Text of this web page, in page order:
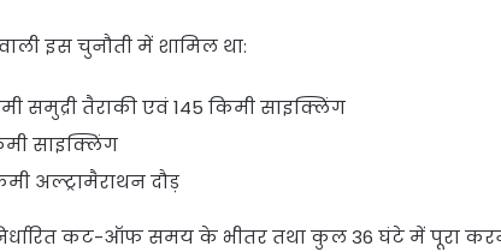
इस चुनौती में शामिल था:
समुद्री तैराकी एवं 145 किमी साइक्लिंग
साइक्लिंग
अल्ट्रामैराथन दौड़
निर्धारित कट-ऑफ समय के भीतर तथा कुल 36 घंटे में पूरा